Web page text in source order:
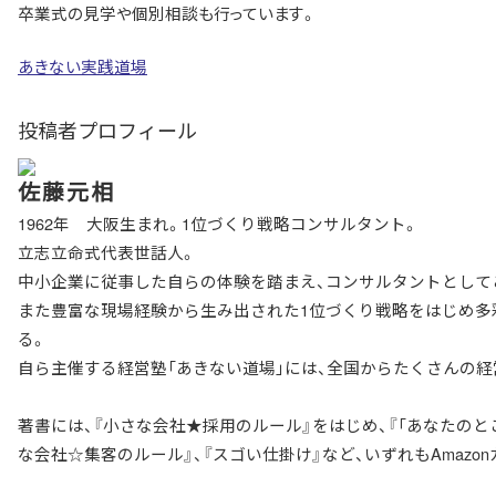
卒業式の見学や個別相談も行っています。
あきない実践道場
投稿者プロフィール
佐藤元相
1962年 大阪生まれ。1位づくり戦略コンサルタント。
立志立命式代表世話人。
中小企業に従事した自らの体験を踏まえ、コンサルタントとし
また豊富な現場経験から生み出された1位づくり戦略をはじめ
る。
自ら主催する経営塾「あきない道場」には、全国からたくさん
著書には、『小さな会社★採用のルール』をはじめ、『「あなたの
な会社☆集客のルール』、『スゴい仕掛け』など、いずれも